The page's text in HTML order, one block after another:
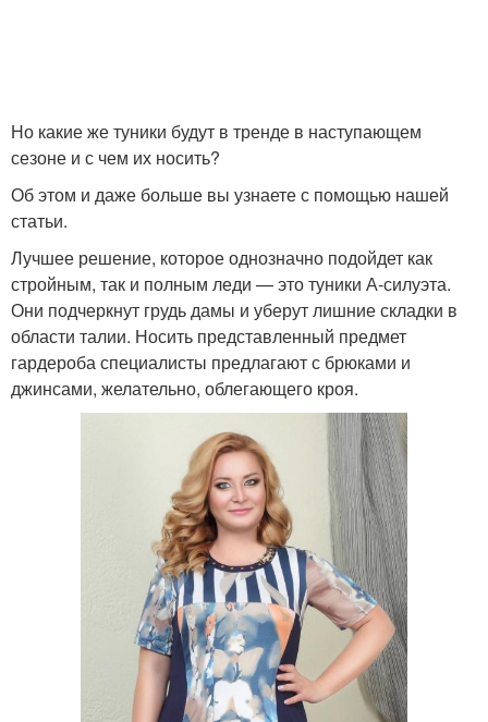
Но какие же туники будут в тренде в наступающем
сезоне и с чем их носить?
Об этом и даже больше вы узнаете с помощью нашей
статьи.
Лучшее решение, которое однозначно подойдет как
стройным, так и полным леди — это туники А-силуэта.
Они подчеркнут грудь дамы и уберут лишние складки в
области талии. Носить представленный предмет
гардероба специалисты предлагают с брюками и
джинсами, желательно, облегающего кроя.